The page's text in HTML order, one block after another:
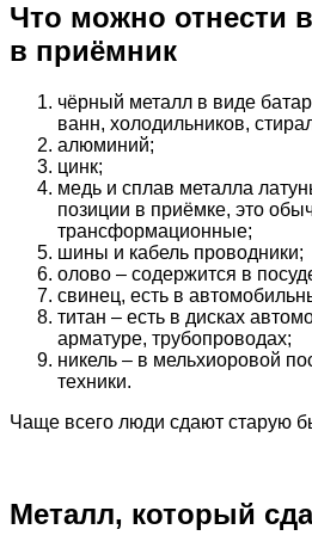
Что можно отнести
в приёмник
чёрный металл в виде
ванн, холодильников,
алюминий;
цинк;
медь и сплав металла
позиции в приёмке, это
трансформационные;
шины и кабель проводники;
олово – содержится в
свинец, есть в
титан – есть в дисках
арматуре, трубопроводах;
никель – в мельхиоровой
техники.
Чаще всего люди сдают старую
Металл, который